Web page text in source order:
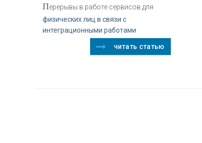
Перерывы в работе сервисов для
физических лиц в связи с
интеграционными работами
читать статью